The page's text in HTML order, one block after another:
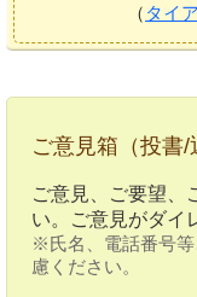
（ タイ
ご意見箱（投書/
ご意見、ご要望、
い。ご意見がダイ
※氏名、電話番号
慮ください。